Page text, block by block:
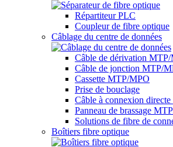
Répartiteur PLC
Coupleur de fibre optique
Câblage du centre de données
Câble de dérivation MTP/
Câble de jonction MTP/
Cassette MTP/MPO
Prise de bouclage
Câble à connexion
Panneau de brassage
Solutions de fibre de
Boîtiers fibre optique